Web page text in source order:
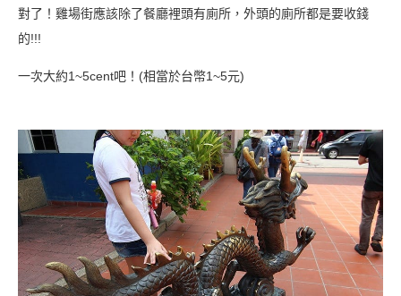
對了！雞場街應該除了餐廳裡頭有廁所，外頭的廁所都是要收錢
的!!!
一次大約1~5cent吧！(相當於台幣1~5元)